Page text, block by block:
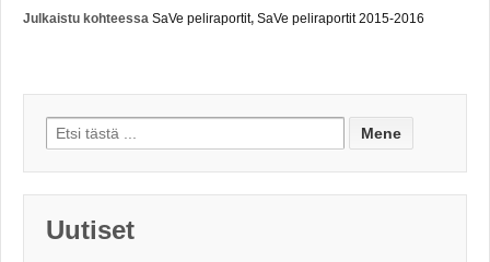
Julkaistu kohteessa SaVe peliraportit, SaVe peliraportit 2015-2016
Search for:
Uutiset